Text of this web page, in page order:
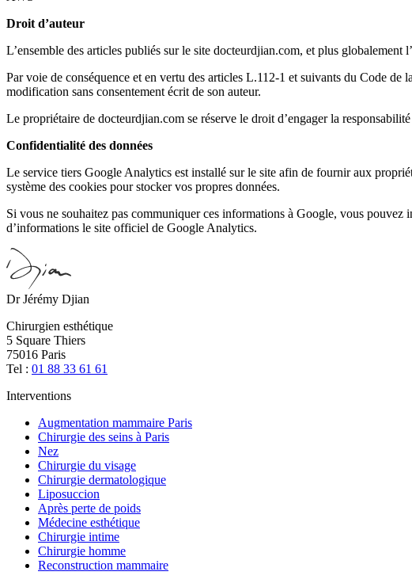
Droit d’auteur
L’ensemble des articles publiés sur le site docteurdjian.com, et plus
Par voie de conséquence et en vertu des articles L.112-1 et suivants du Code
modification sans consentement écrit de son auteur.
Le propriétaire de docteurdjian.com se réserve le droit d’engager la
Confidentialité des données
Le service tiers Google Analytics est installé sur le site afin de fournir aux
système des cookies pour stocker vos propres données.
Si vous ne souhaitez pas communiquer ces informations à Google, vous
d’informations le site officiel de Google Analytics.
Dr Jérémy Djian
Chirurgien esthétique
5 Square Thiers
75016 Paris
Tel : 01 88 33 61 61
Interventions
Augmentation mammaire Paris
Chirurgie des seins à Paris
Nez
Chirurgie du visage
Chirurgie dermatologique
Liposuccion
Après perte de poids
Médecine esthétique
Chirurgie intime
Chirurgie homme
Reconstruction mammaire